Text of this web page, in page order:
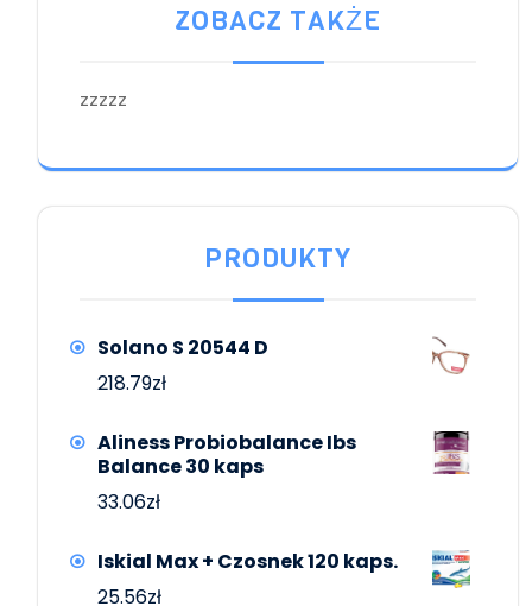
ZOBACZ TAKŻE
zzzzz
PRODUKTY
Solano S 20544 D
218.79zł
Aliness Probiobalance Ibs
Balance 30 kaps
33.06zł
Iskial Max + Czosnek 120 kaps.
25.56zł